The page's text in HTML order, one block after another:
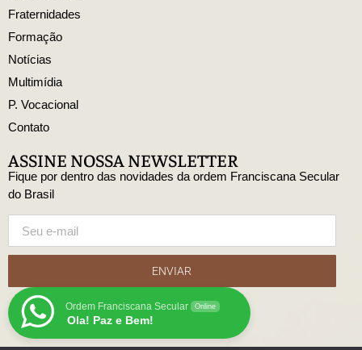
Fraternidades
Formação
Notícias
Multimídia
P. Vocacional
Contato
ASSINE NOSSA NEWSLETTER
Fique por dentro das novidades da ordem Franciscana Secular
do Brasil
ENVIAR
Ordem Franciscana Secular Online
Ola! Paz e Bem!